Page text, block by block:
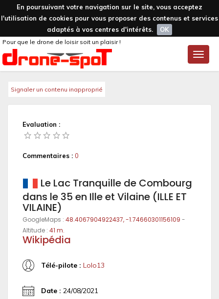
En poursuivant votre navigation sur le site, vous acceptez
l'utilisation de cookies pour vous proposer des contenus et services
adaptés à vos centres d'intérêts.
OK
Toggle
Pour que le drone de loisir soit un plaisir !
Signaler un contenu inapproprié
Evaluation :
Commentaires : 0
Le Lac Tranquille de Combourg
dans le 35 en Ille et Vilaine (ILLE ET
VILAINE)
GoogleMaps : 48.4067904922437, -1.74660301156109 -
Altitude : 41 m.
Wikipédia
Télé-pilote : Lolo13
Date : 24/08/2021